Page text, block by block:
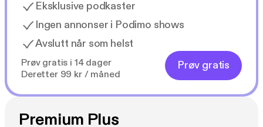
Eksklusive podkaster
Ingen annonser i Podimo shows
Avslutt når som helst
Prøv gratis i 14 dager
Deretter 99 kr / måned
Prøv gratis
Premium Plus